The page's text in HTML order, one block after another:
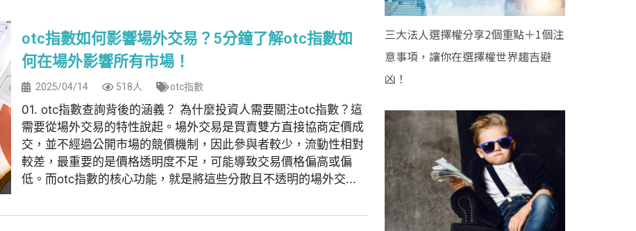
otc指數如何影響場外交易？5分鐘了解otc指數如
何在場外影響所有市場！
2025/04/14 518人 otc指數
01. otc指數查詢背後的涵義？ 為什麼投資人需要關注otc指數？這
需要從場外交易的特性說起。場外交易是買賣雙方直接協商定價成
交，並不經過公開市場的競價機制，因此參與者較少，流動性相對
較差，最重要的是價格透明度不足，可能導致交易價格偏高或偏
低。而otc指數的核心功能，就是將這些分散且不透明的場外交...
三大法人選擇權分享2個重點＋1個注
意事項，讓你在選擇權世界趨吉避
凶！